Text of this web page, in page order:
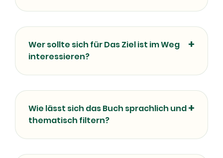
Wer sollte sich für Das Ziel ist im Weg
interessieren?
Wie lässt sich das Buch sprachlich und
thematisch filtern?